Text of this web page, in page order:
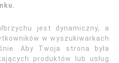
jest dynamiczny, a
w wyszukiwarkach
Aby Twoja strona była
produktów lub usług